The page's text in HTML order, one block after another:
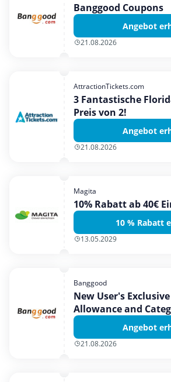
Banggood Coupons
Angebot
21.08.2026
AttractionTickets.com
3 Fantastische
Preis von 2!
Angebot
21.08.2026
Magita
10% Rabatt ab 40€
10 % Rabatt
13.05.2029
Banggood
New User's
Allowance and
Angebot
21.08.2026